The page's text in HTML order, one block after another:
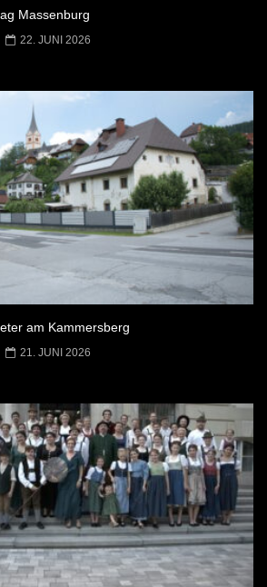
Massenburg
22. JUNI 2026
am Kammersberg
21. JUNI 2026